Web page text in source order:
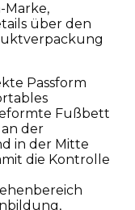
Marke,
über den
Passform
Fußbett
der
in der Mitte
die Kontrolle